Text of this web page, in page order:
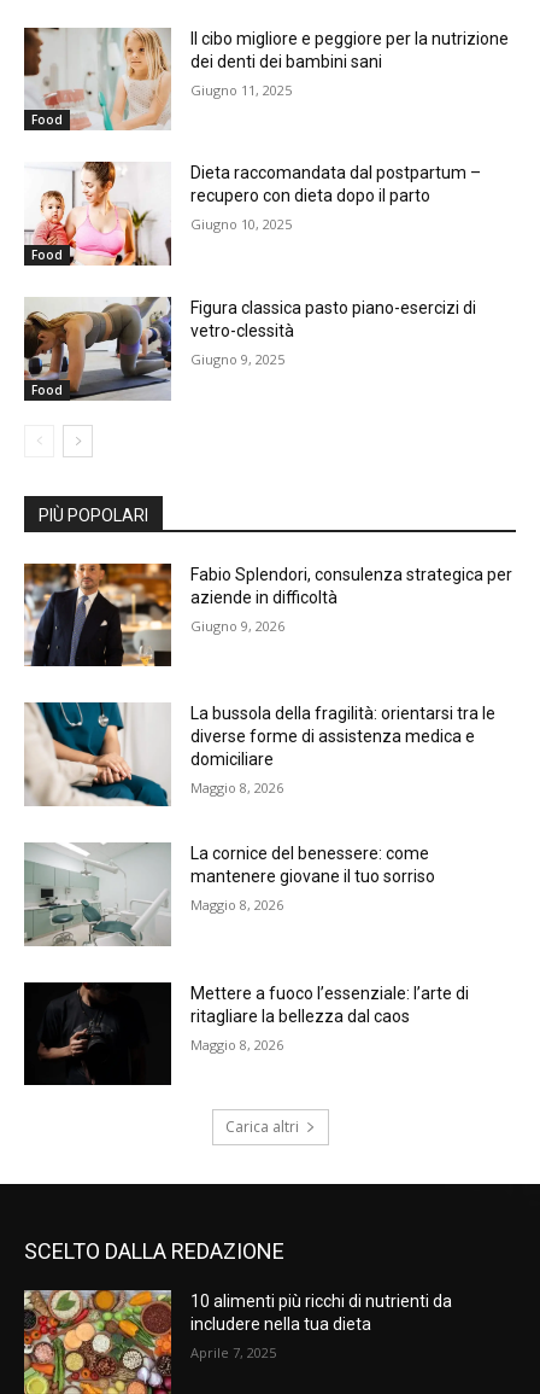
Food
Il cibo migliore e peggiore per la nutrizione
dei denti dei bambini sani
Giugno 11, 2025
Food
Dieta raccomandata dal postpartum –
recupero con dieta dopo il parto
Giugno 10, 2025
Food
Figura classica pasto piano-esercizi di
vetro-clessità
Giugno 9, 2025
PIÙ POPOLARI
Fabio Splendori, consulenza strategica per
aziende in difficoltà
Giugno 9, 2026
La bussola della fragilità: orientarsi tra le
diverse forme di assistenza medica e
domiciliare
Maggio 8, 2026
La cornice del benessere: come
mantenere giovane il tuo sorriso
Maggio 8, 2026
Mettere a fuoco l’essenziale: l’arte di
ritagliare la bellezza dal caos
Maggio 8, 2026
Carica altri
SCELTO DALLA REDAZIONE
10 alimenti più ricchi di nutrienti da
includere nella tua dieta
Aprile 7, 2025